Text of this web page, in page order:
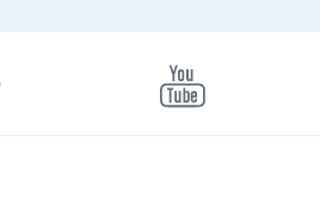
youtube